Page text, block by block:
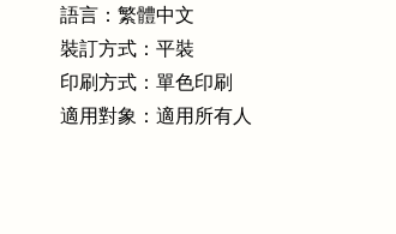
語言：繁體中文
裝訂方式：平裝
印刷方式：單色印刷
適用對象：適用所有人